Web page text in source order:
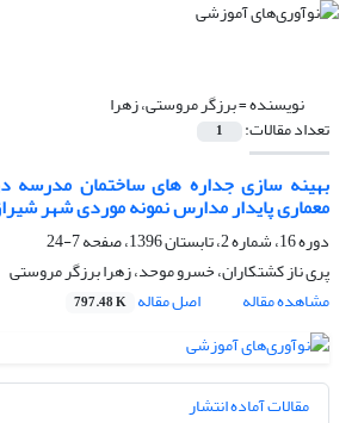
نویسنده =برزگر مروستی، زهرا
تعداد مقالات: 1
بهینه سازی جداره های ساختمان مدرسه
معماری پایدار مدارس نمونه موردی شهر
دوره 16، شماره 2، تابستان 1396، صفحه
7-24
پری ناز کشتکاران، خسرو موحد، زهرا برزگر مروستی
مشاهده مقاله
اصل مقاله 797.48 K
مقالات آماده انتشار